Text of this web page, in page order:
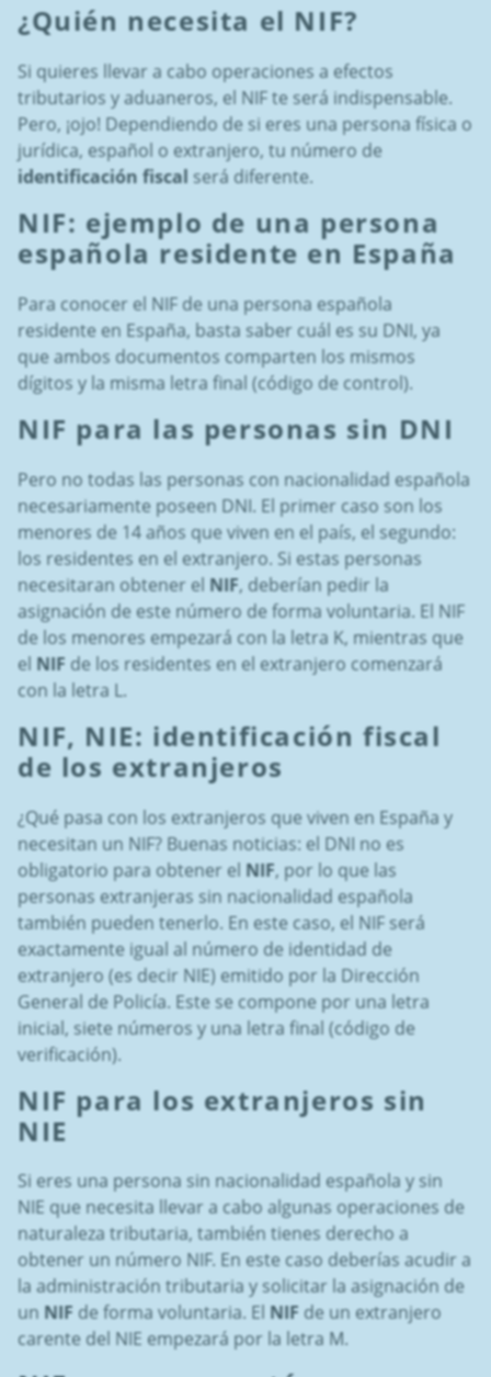
¿Quién necesita el NIF?
Si quieres llevar a cabo operaciones a efectos
tributarios y aduaneros, el NIF te será indispensable.
Pero, ¡ojo! Dependiendo de si eres una persona física o
jurídica, español o extranjero, tu número de
identificación fiscal será diferente.
NIF: ejemplo de una persona
española residente en España
Para conocer el NIF de una persona española
residente en España, basta saber cuál es su DNI, ya
que ambos documentos comparten los mismos
dígitos y la misma letra final (código de control).
NIF para las personas sin DNI
Pero no todas las personas con nacionalidad española
necesariamente poseen DNI. El primer caso son los
menores de 14 años que viven en el país, el segundo:
los residentes en el extranjero. Si estas personas
necesitaran obtener elNIF, deberían pedir la
asignación de este número de forma voluntaria. El NIF
de los menores empezará con la letra K, mientras que
elNIFde los residentes en el extranjero comenzará
con la letra L.
NIF, NIE: identificación fiscal
de los extranjeros
¿Qué pasa con los extranjeros que viven en España y
necesitan un NIF? Buenas noticias: el DNI no es
obligatorio para obtener elNIF, por lo que las
personas extranjeras sin nacionalidad española
también pueden tenerlo. En este caso, el NIF será
exactamente igual al número de identidad de
extranjero (es decir NIE) emitido por la Dirección
General de Policía. Este se compone por una letra
inicial, siete números y una letra final (código de
verificación).
NIF para los extranjeros sin
NIE
Si eres una persona sin nacionalidad española y sin
NIE que necesita llevar a cabo algunas operaciones de
naturaleza tributaria, también tienes derecho a
obtener un número NIF. En este caso deberías acudir a
la administración tributaria y solicitar la asignación de
unNIFde forma voluntaria. El NIFde un extranjero
carente del NIE empezará por la letra M.